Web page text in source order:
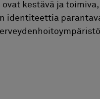
kestävä ja
identiteettiä